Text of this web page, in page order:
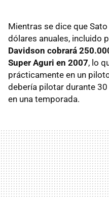
Mientras se dice que
dólares anuales, incluido
Davidson cobrará
Super Aguri en 2007, lo
prácticamente en un
debería pilotar durante
en una temporada.